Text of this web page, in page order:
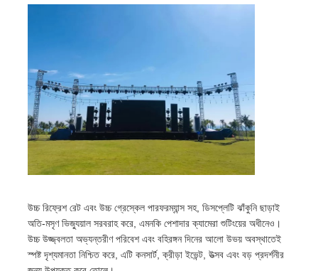
বাড়ি
পণ্য
ভিডিও
উচ্চ রিফ্রেশ রেট এবং উচ্চ গ্রেস্কেল পারফরম্যান্স সহ, ডিসপ্লেটি ঝাঁকুনি ছাড়াই
অতি-মসৃণ ভিজ্যুয়াল সরবরাহ করে, এমনকি পেশাদার ক্যামেরা শুটিংয়ের অধীনেও।
উচ্চ উজ্জ্বলতা অভ্যন্তরীণ পরিবেশ এবং বহিরঙ্গন দিনের আলো উভয় অবস্থাতেই
স্পষ্ট দৃশ্যমানতা নিশ্চিত করে, এটি কনসার্ট, ক্রীড়া ইভেন্ট, উত্সব এবং বড় প্রদর্শনীর